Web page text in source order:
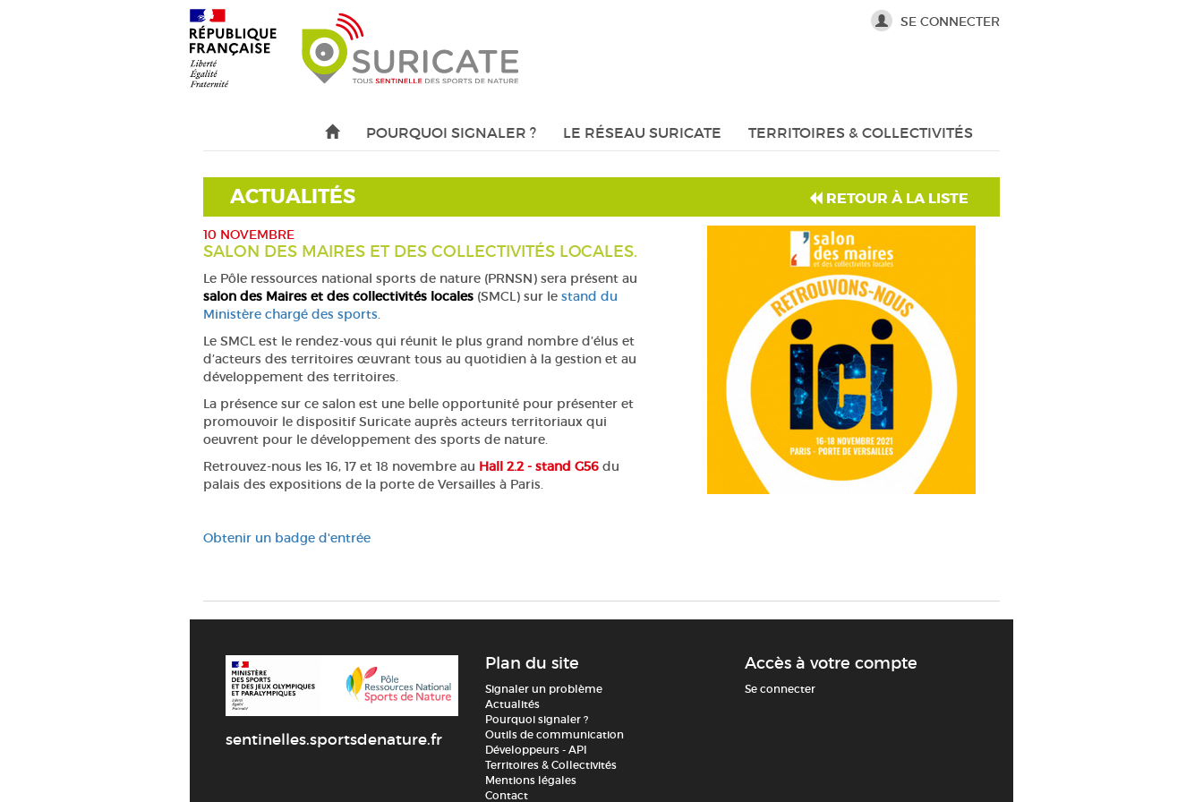
SE CONNECTER
POURQUOI SIGNALER ? LE RÉSEAU SURICATE TERRITOIRES & COLLECTIVITÉS
ACTUALITÉS RETOUR À LA LISTE
10 NOVEMBRE
SALON DES MAIRES ET DES COLLECTIVITÉS LOCALES.
Le Pôle ressources national sports de nature (PRNSN) sera présent au
salon des Maires et des collectivités locales (SMCL) sur le stand du
Ministère chargé des sports.
Le SMCL est le rendez-vous qui réunit le plus grand nombre d’élus et
d’acteurs des territoires œuvrant tous au quotidien à la gestion et au
développement des territoires.
La présence sur ce salon est une belle opportunité pour présenter et
promouvoir le dispositif Suricate auprès acteurs territoriaux qui
oeuvrent pour le développement des sports de nature.
Retrouvez-nous les 16, 17 et 18 novembre au Hall 2.2 - stand G56 du
palais des expositions de la porte de Versailles à Paris.
Obtenir un badge d'entrée
sentinelles.sportsdenature.fr
Plan du site
Signaler un problème
Actualités
Pourquoi signaler ?
Outils de communication
Développeurs - API
Territoires & Collectivités
Mentions légales
Contact
Accès à votre compte
Se connecter